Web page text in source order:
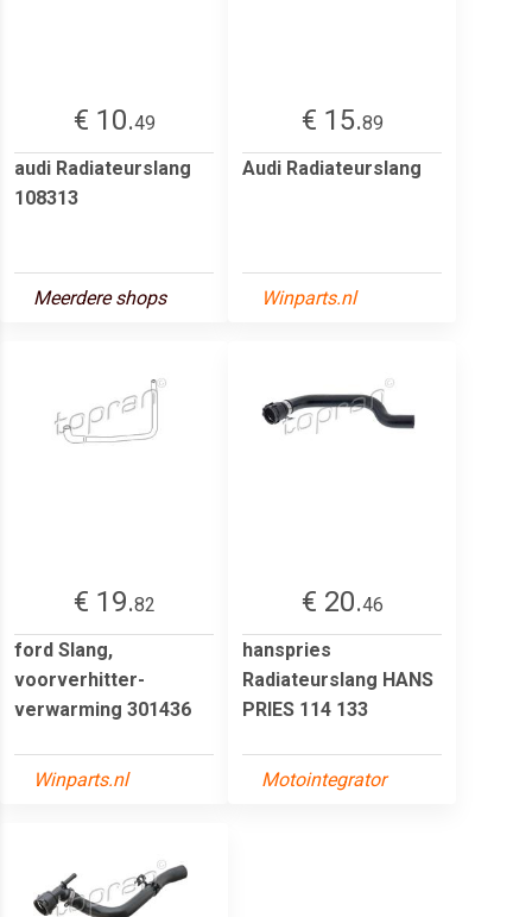
€ 10.49
audi Radiateurslang
108313
Meerdere shops
€ 15.89
Audi Radiateurslang
Winparts.nl
€ 19.82
ford Slang,
voorverhitter-
verwarming 301436
Winparts.nl
€ 20.46
hanspries
Radiateurslang HANS
PRIES 114 133
Motointegrator